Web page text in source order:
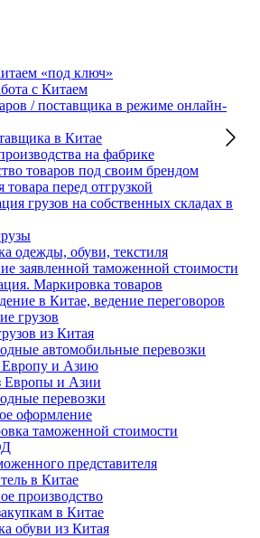
«под ключ»
с Китаем
/ поставщика в режиме онлайн-
в Китае
на фабрике
товаров под своим брендом
перед отгрузкой
грузов на собственных складах в
одежды, обуви, текстиля
заявленной таможенной стоимости
Маркировка товаров
в Китае, ведение переговоров
грузов
из Китая
автомобильные перевозки
Европу и Азию
Европы и Азии
перевозки
оформление
таможенной стоимости
представителя
в Китае
производство
в Китае
обуви из Китая